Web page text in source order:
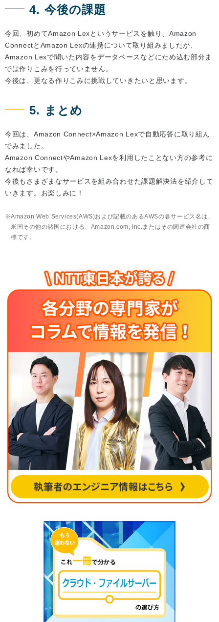
4. 今後の課題
今回、初めてAmazon Lexというサービスを触り、Amazon
ConnectとAmazon Lexの連携について取り組みましたが、
Amazon Lexで聞いた内容をデータベースなどにため込む部分ま
では作りこみを行っていません。
今後は、更なる作りこみに挑戦していきたいと思います。
5. まとめ
今回は、Amazon Connect×Amazon Lexで自動応答に取り組ん
でみました。
Amazon ConnectやAmazon Lexを利用したことない方の参考に
なれば幸いです。
今後もさまざまなサービスを組み合わせた課題解決法を紹介して
いきます。お楽しみに！
Amazon Web Services(AWS)および記載のあるAWSの各サービス名は、
米国その他の諸国における、Amazon.com, Inc.またはその関連会社の商
標です。